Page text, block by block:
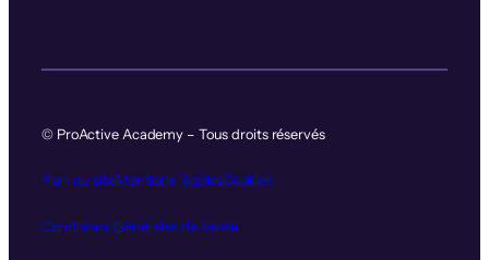
© ProActive Academy – Tous droits réservés
Plan du siteMentions légalesCookies
Conditions Générales de Vente